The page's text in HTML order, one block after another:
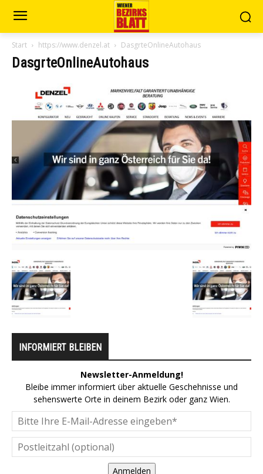
Start https://www.denzel.at DasgrteOnlineAutohaus
DasgrteOnlineAutohaus
INFORMIERT BLEIBEN
Newsletter-Anmeldung!
Bleibe immer informiert über aktuelle Geschehnisse und
sehenswerte Orte in deinem Bezirk oder ganz Wien.
Anmelden